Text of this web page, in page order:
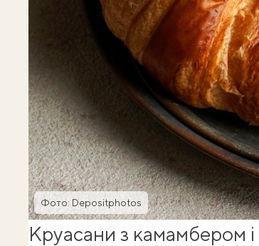
Фото: Depositphotos
Круасани з камамбером